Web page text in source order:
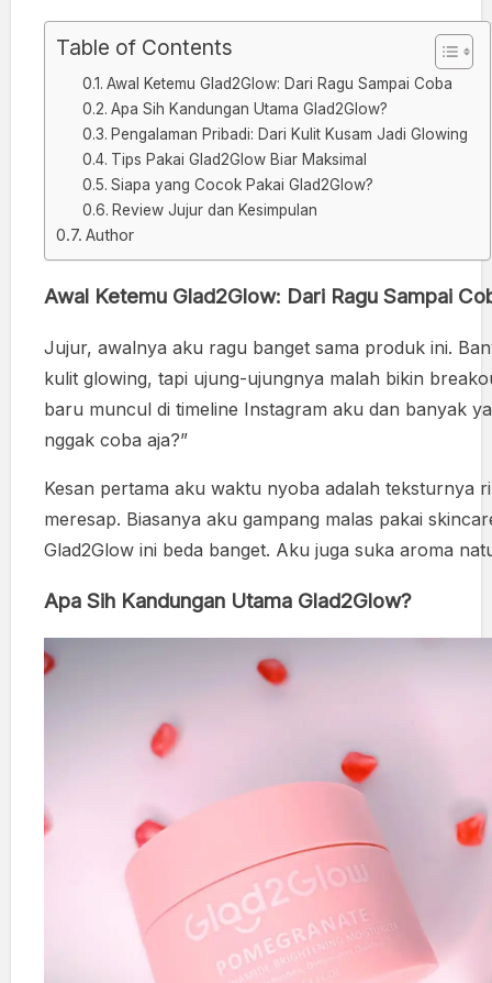
Table of Contents
Awal Ketemu Glad2Glow: Dari Ragu Sampai Coba
Apa Sih Kandungan Utama Glad2Glow?
Pengalaman Pribadi: Dari Kulit Kusam Jadi Glowing
Tips Pakai Glad2Glow Biar Maksimal
Siapa yang Cocok Pakai Glad2Glow?
Review Jujur dan Kesimpulan
Author
Awal Ketemu Glad2Glow: Dari Ragu Sampai
Jujur, awalnya aku ragu banget sama produk ini.
kulit glowing, tapi ujung-ujungnya malah bikin
baru muncul di timeline Instagram aku dan banyak
nggak coba aja?”
Kesan pertama aku waktu nyoba adalah teksturnya
meresap. Biasanya aku gampang malas pakai
Glad2Glow ini beda banget. Aku juga suka aroma
Apa Sih Kandungan Utama Glad2Glow?